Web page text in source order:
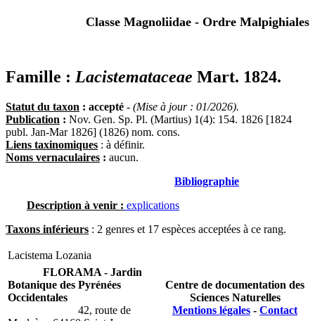
Classe Magnoliidae - Ordre Malpighiales
Famille : Lacistemataceae Mart. 1824.
Statut du taxon : accepté - (Mise à jour : 01/2026).
Publication : Nov. Gen. Sp. Pl. (Martius) 1(4): 154. 1826 [1824
publ. Jan-Mar 1826] (1826) nom. cons.
Liens taxinomiques : à définir.
Noms vernaculaires : aucun.
Bibliographie
Description à venir : explications
Taxons inférieurs : 2 genres et 17 espèces acceptées à ce rang.
Lacistema Lozania
FLORAMA - Jardin
Botanique des Pyrénées
Occidentales
42, route de
Centre de documentation des
Sciences Naturelles
Mentions légales - Contact